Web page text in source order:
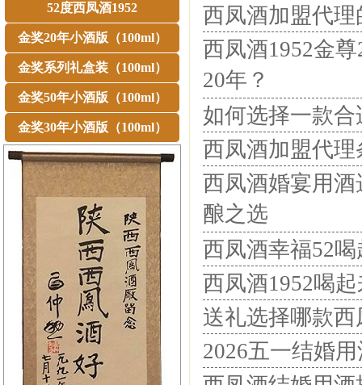
52度西凤酒1952
金奖20年小酒版（100ml）
金奖系列礼盒装（100ml）
金奖50年小酒版（100ml）
金奖30年小酒版（100ml）
西凤酒加盟代
西凤酒1952金
20年？
如何选择一款
西凤酒加盟代
西凤酒婚宴用
酿之选
西凤酒幸福52
西凤酒1952喝
送礼选择哪款
2026五一结婚